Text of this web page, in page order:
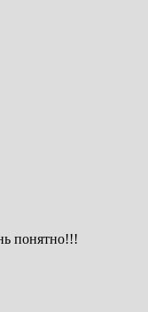
понятно!!!